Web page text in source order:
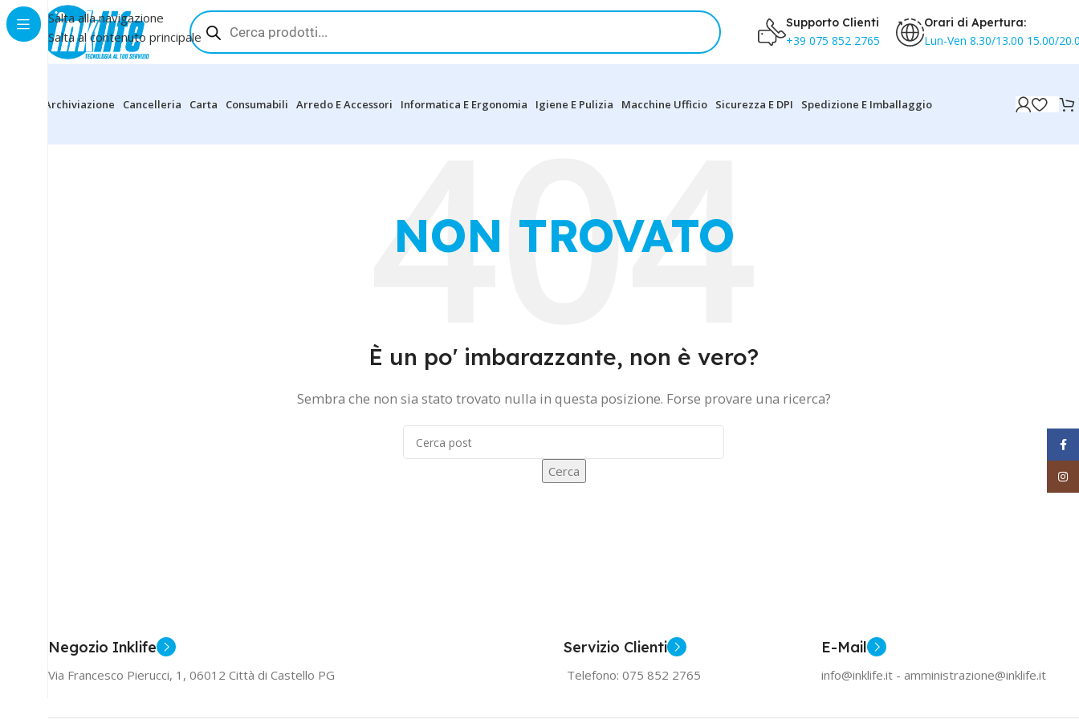
Salta alla navigazione
Salta al contenuto principale
Supporto Clienti
+39 075 852 2765
Orari di Apertura:
Lun-Ven 8.30/13.00 15.00/
Archiviazione Cancelleria Carta Consumabili Arredo E Accessori Informatica E Ergonomia Igiene E Pulizia Macchine Ufficio Sicurezza E DPI Spedizione E Imballaggio
NON TROVATO
È un po' imbarazzante, non è vero?
Sembra che non sia stato trovato nulla in questa posizione. Forse provare una ricerca?
Cerca
Negozio Inklife
Via Francesco Pierucci, 1, 06012 Città di Castello PG
Servizio Clienti
Telefono: 075 852 2765
E-Mail
info@inklife.it - amministrazione@inklife.it